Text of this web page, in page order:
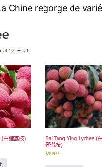
Chine regorge de